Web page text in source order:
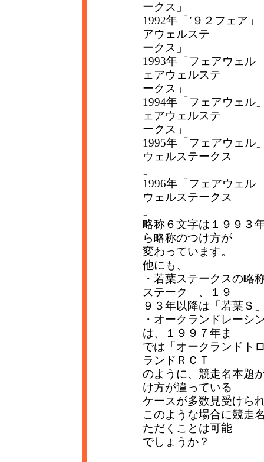
ークス」
1992年「’９２フェア
アウェルステ
ークス」
1993年「フェアウェル
ェアウェルステ
ークス」
1994年「フェアウェル
ェアウェルステ
ークス」
1995年「フェアウェル
ウェルステークス
」
1996年「フェアウェル
ウェルステークス
」
略称６文字は１９９３
ら略称のつけ方が
変わっています。
他にも、
・若葉ステークスの略
ステーク」、１９
９３年以降は「若葉Ｓ
・オークランドレーシ
は、１９９７年ま
では「オークランドト
ランドＲＣＴ」
のように、競走名本題
け方が違っている
ケースが多数見受けら
このような場合に競走
ただくことは可能
でしょうか？